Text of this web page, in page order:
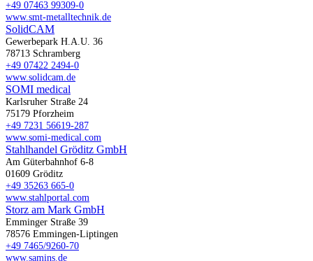
+49 07463 99309-0
www.smt-metalltechnik.de
SolidCAM
Gewerbepark H.A.U. 36
78713 Schramberg
+49 07422 2494-0
www.solidcam.de
SOMI medical
Karlsruher Straße 24
75179 Pforzheim
+49 7231 56619-287
www.somi-medical.com
Stahlhandel Gröditz GmbH
Am Güterbahnhof 6-8
01609 Gröditz
+49 35263 665-0
www.stahlportal.com
Storz am Mark GmbH
Emminger Straße 39
78576 Emmingen-Liptingen
+49 7465/9260-70
www.samins.de